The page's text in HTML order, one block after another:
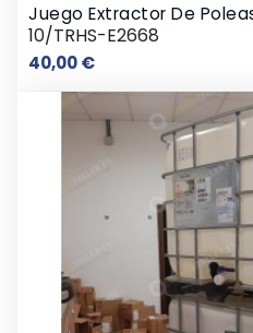
Juego Extractor De
10/TRHS-E2668
40,00 €Precio